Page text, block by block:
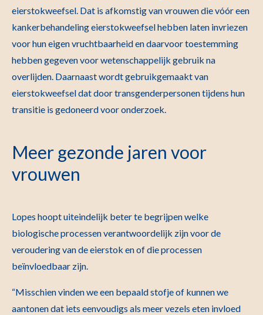
eierstokweefsel. Dat is afkomstig van vrouwen die vóór een
kankerbehandeling eierstokweefsel hebben laten invriezen
voor hun eigen vruchtbaarheid en daarvoor toestemming
hebben gegeven voor wetenschappelijk gebruik na
overlijden. Daarnaast wordt gebruikgemaakt van
eierstokweefsel dat door transgenderpersonen tijdens hun
transitie is gedoneerd voor onderzoek.
Meer gezonde jaren voor
vrouwen
Lopes hoopt uiteindelijk beter te begrijpen welke
biologische processen verantwoordelijk zijn voor de
veroudering van de eierstok en of die processen
beïnvloedbaar zijn.
“Misschien vinden we een bepaald stofje of kunnen we
aantonen dat iets eenvoudigs als meer vezels eten invloed